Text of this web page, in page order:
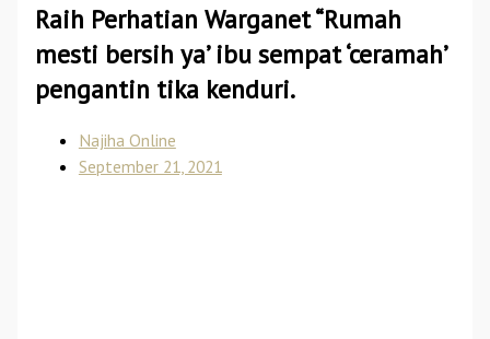
Raih Perhatian Warganet “Rumah
mesti bersih ya’ ibu sempat ‘ceramah’
pengantin tika kenduri.
Najiha Online
September 21, 2021